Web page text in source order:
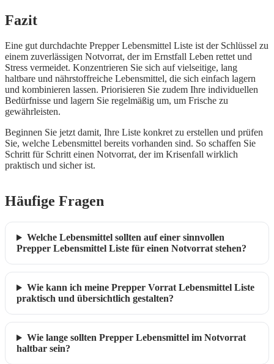
Fazit
Eine gut durchdachte Prepper Lebensmittel Liste ist der Schlüssel zu
einem zuverlässigen Notvorrat, der im Ernstfall Leben rettet und
Stress vermeidet. Konzentrieren Sie sich auf vielseitige, lang
haltbare und nährstoffreiche Lebensmittel, die sich einfach lagern
und kombinieren lassen. Priorisieren Sie zudem Ihre individuellen
Bedürfnisse und lagern Sie regelmäßig um, um Frische zu
gewährleisten.
Beginnen Sie jetzt damit, Ihre Liste konkret zu erstellen und prüfen
Sie, welche Lebensmittel bereits vorhanden sind. So schaffen Sie
Schritt für Schritt einen Notvorrat, der im Krisenfall wirklich
praktisch und sicher ist.
Häufige Fragen
Welche Lebensmittel sollten auf einer sinnvollen
Prepper Lebensmittel Liste für einen Notvorrat stehen?
Wie kann ich meine Prepper Vorrat Lebensmittel Liste
praktisch und übersichtlich gestalten?
Wie lange sollten Prepper Lebensmittel im Notvorrat
haltbar sein?